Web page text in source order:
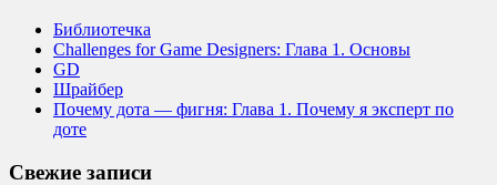
Библиотечка
Challenges for Game Designers: Глава 1. Основы
GD
Шрайбер
Почему дота — фигня: Глава 1. Почему я эксперт по
доте
Свежие записи